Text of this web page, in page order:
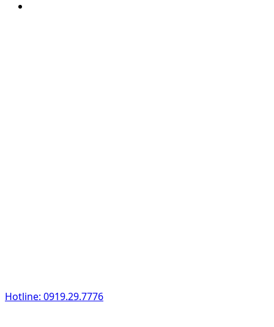
Hotline: 0919.29.7776